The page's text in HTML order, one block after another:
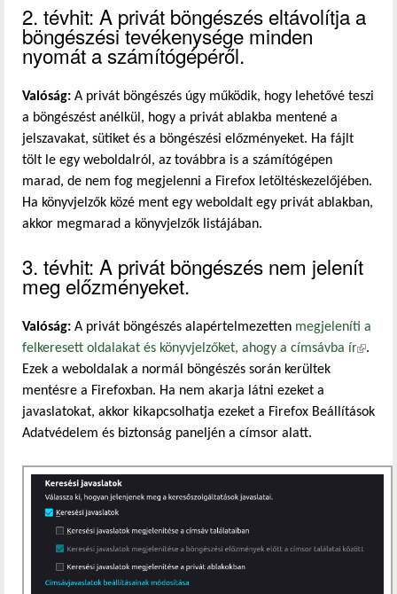
2. tévhit: A privát böngészés eltávolítja a
böngészési tevékenysége minden
nyomát a számítógépéről.
Valóság: A privát böngészés úgy működik, hogy lehetővé teszi
a böngészést anélkül, hogy a privát ablakba mentené a
jelszavakat, sütiket és a böngészési előzményeket. Ha fájlt
tölt le egy weboldalról, az továbbra is a számítógépen
marad, de nem fog megjelenni a Firefox letöltéskezelőjében.
Ha könyvjelzők közé ment egy weboldalt egy privát ablakban,
akkor megmarad a könyvjelzők listájában.
3. tévhit: A privát böngészés nem jelenít
meg előzményeket.
Valóság: A privát böngészés alapértelmezetten megjeleníti a
felkeresett oldalakat és könyvjelzőket, ahogy a címsávba ír(külső
.
Ezek a weboldalak a normál böngészés során kerültek
mentésre a Firefoxban. Ha nem akarja látni ezeket a
javaslatokat, akkor kikapcsolhatja ezeket a Firefox Beállítások
Adatvédelem és biztonság paneljén a címsor alatt.